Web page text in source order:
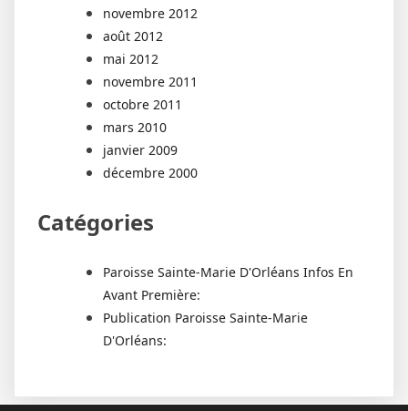
novembre 2012
août 2012
mai 2012
novembre 2011
octobre 2011
mars 2010
janvier 2009
décembre 2000
Catégories
Paroisse Sainte-Marie D'Orléans Infos En
Avant Première:
Publication Paroisse Sainte-Marie
D'Orléans: